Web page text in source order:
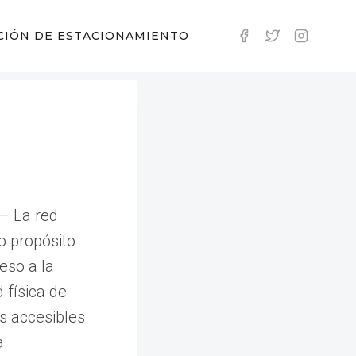
DE ESTACIONAMIENTO
La red
propósito
a la
física de
accesibles